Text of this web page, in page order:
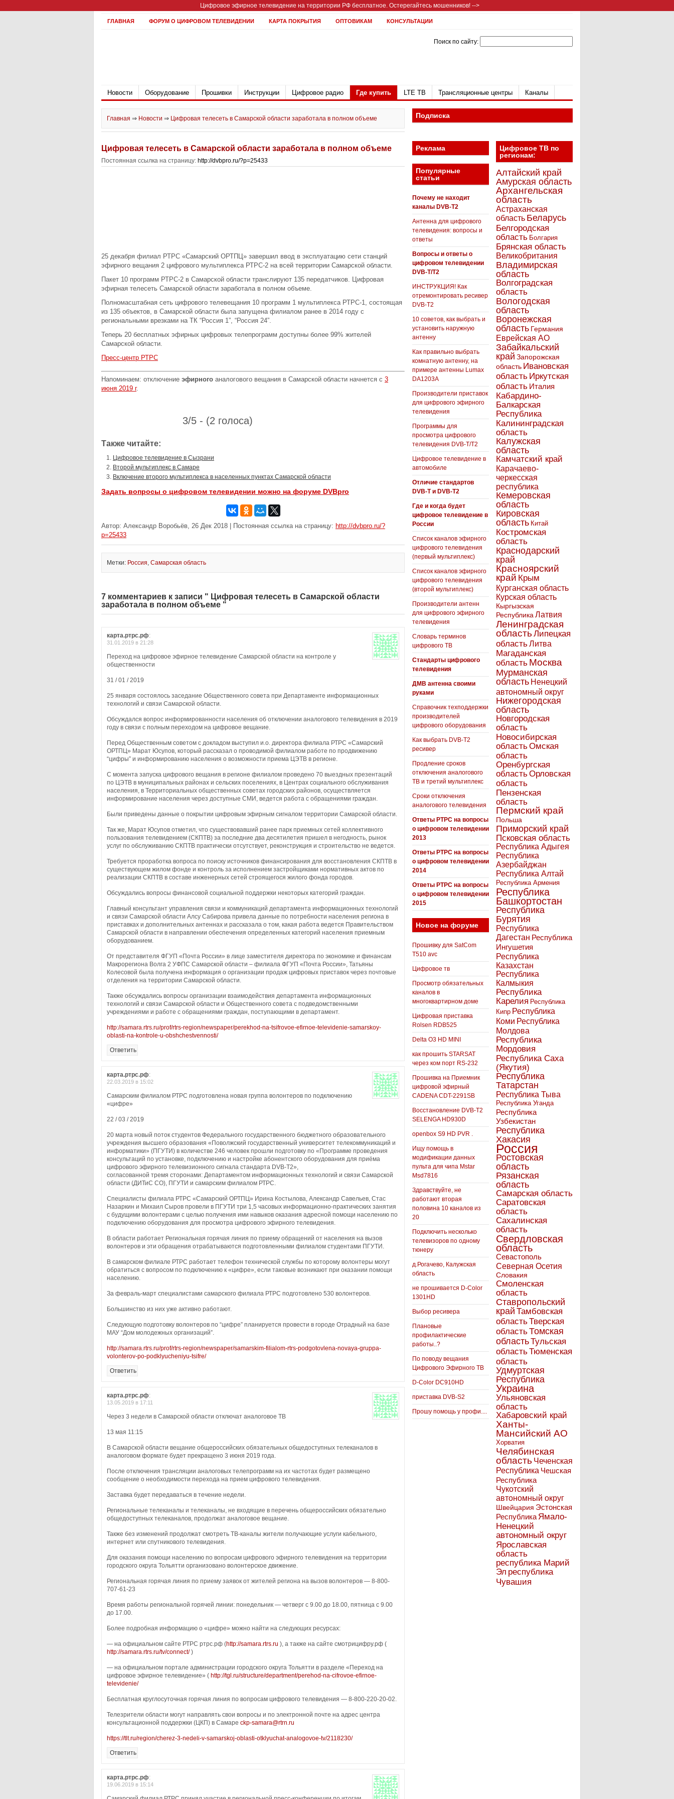
Цифровое эфирное телевидение на территории РФ бесплатное. Остерегайтесь мошенников! -->
ГЛАВНАЯ ФОРУМ О ЦИФРОВОМ ТЕЛЕВИДЕНИИ КАРТА ПОКРЫТИЯ ОПТОВИКАМ КОНСУЛЬТАЦИИ
Поиск по сайту:
Новости Оборудование Прошивки Инструкции Цифровое радио Где купить LTE ТВ Трансляционные центры Каналы
Главная ⇒ Новости ⇒ Цифровая телесеть в Самарской области заработала в полном объеме
Цифровая телесеть в Самарской области заработала в полном объеме
Постоянная ссылка на страницу: http://dvbpro.ru/?p=25433
25 декабря филиал РТРС «Самарский ОРТПЦ» завершил ввод в эксплуатацию сети станций
эфирного вещания 2 цифрового мультиплекса РТРС-2 на всей территории Самарской области.
Пакет 10 программ РТРС-2 в Самарской области транслируют 135 передатчиков. Цифровая
эфирная телесеть Самарской области заработала в полном объеме.
Полномасштабная сеть цифрового телевещания 10 программ 1 мультиплекса РТРС-1, состоящая
из 135 объектов, в Самарской области была запущена филиалом ранее в 2014 году с
региональными врезками на ТК “Россия 1”, “Россия 24”.
Теперь 20 бесплатных эфирных цифровых телепрограмм доступны более 99% жителей
Самарской области.
Пресс-центр РТРС
Напоминаем: отключение эфирного аналогового вещания в Самарской области начнется с 3
июня 2019 г.
3/5 - (2 голоса)
Также читайте:
Цифровое телевидение в Сызрани
Второй мультиплекс в Самаре
Включение второго мультиплекса в населенных пунктах Самарской области
Задать вопросы о цифровом телевидении можно на форуме DVBpro
Автор: Александр Воробьёв, 26 Дек 2018 | Постоянная ссылка на страницу: http://dvbpro.ru/?
p=25433
Метки: Россия, Самарская область
7 комментариев к записи " Цифровая телесеть в Самарской области
заработала в полном объеме "
карта.ртрс.рф:
31.01.2019 в 21:28
Переход на цифровое эфирное телевидение Самарской области на контроле у
общественности
31 / 01 / 2019
25 января состоялось заседание Общественного совета при Департаменте информационных
технологий и связи Самарской области.
Обсуждался вопрос информированности населения об отключении аналогового телевидения в 2019
году в связи с полным переходом на цифровое вещание.
Перед Общественным советом с докладом выступил и.о. директора филиала РТРС «Самарский
ОРТПЦ» Марат Юсупов, который рассказал о проводимой филиалом работе по продвижению
“цифры” и информированию населения о возможности приема ЦЭТВ в регионе.
С момента запуска цифрового вещания в регионе филиалом проведено 70 выездных презентаций
по ЦЭТВ в муниципальных районах и сельских поселениях, в Центрах социального обслуживания
населения, в Территориальных общественных советах городских районов, осуществляется
информирование населения через доступные СМИ, ведется работа с обращениями граждан.
Были приведены данные о покрытии цифровым эфирным сигналом территории Самарской области.
Так же, Марат Юсупов отметил, что существовавший ранее парк приемных сетей коллективного
пользования телевидением (СКПТВ) за последние два десятилетия пришел в негодность, рынок
услуг по обслуживанию СКПТВ практически отсутствует, реконструкция и строительство не ведется.
Требуется проработка вопроса по поиску источников финансирования для восстановления СКПТВ в
существующем жилом фонде и контроль за исполнением застройщиками нормативных актов по
реализации СКПТВ в составе инженерных сетей строящегося жилого фонда городов.
Обсуждались вопросы финансовой социальной поддержки некоторых категорий граждан.
Главный консультант управления связи и коммуникаций департамента информационных технологий
и связи Самарской области Алсу Сабирова привела данные по потребности населения региона в
приставках и дополнительных антеннах и рассказала о том, какая работа ведется Правительством
Самарской области в направлении обеспечения определенных категорий населения приемным
оборудованием.
От представителя ФГУП «Почта России» в лице заместителя директора по экономике и финансам
Макрорегиона Волга 2 УФПС Самарской области – филиала ФГУП «Почта России», Татьяны
Колесовой была получена информация о организации продаж цифровых приставок через почтовые
отделения на территории Самарской области.
Также обсуждались вопросы организации взаимодействия департамента информационных
технологий и связи Самарской области и Общественного совета с подведомственными
учреждениями и работе с обращениями граждан, поступающими в департамент.
http://samara.rtrs.ru/prof/rtrs-region/newspaper/perekhod-na-tsifrovoe-efirnoe-televidenie-samarskoy-
oblasti-na-kontrole-u-obshchestvennosti/
Ответить
карта.ртрс.рф:
22.03.2019 в 15:02
Самарским филиалом РТРС подготовлена новая группа волонтеров по подключению
«цифре»
22 / 03 / 2019
20 марта новый поток студентов Федерального государственного бюджетного образовательного
учреждения высшего образования «Поволжский государственный университет телекоммуникаций и
информатики» (ПГУТИ) в количестве 246 человек прошли подготовку по «Программе проведения
консультаций по установке, подключению и настройке абонентского оборудования для приёма
цифрового эфирного телевизионного сигнала стандарта DVB-T2»,
согласованной тремя сторонами: Департаментом информационных технологий и связи Самарской
области (ДИТиС СО), ПГУТИ и самарским филиалом РТРС.
Специалисты филиала РТРС «Самарский ОРТПЦ» Ирина Костылова, Александр Савельев, Стас
Назаркин и Михаил Сыров провели в ПГУТИ три 1,5 часовых информационно-практических занятия
с будущими волонтерами с целью получения ими навыков оказания адресной помощи населению по
подключению оборудования для просмотра цифрового эфирного телевидения.
В области работает Региональная горячая линия по приему обращений от населения на вызов
волонтеров и эти обращения отрабатываются подготовленными филиалом студентами ПГУТИ.
В самарском филиале РТРС работает телефон технической службы по которому волонтеры могут
обратиться с вопросом по подключению к «цифре», если таковые возникают при оказании помощи
населению.
За февраль-март специалистами самарского филиала РТРС подготовлено 530 волонтеров.
Большинство из них уже активно работают.
Следующую подготовку волонтеров по “цифре” планируется провести в городе Отрадный на базе
МАУ “Дом молодежных организаций”.
http://samara.rtrs.ru/prof/rtrs-region/newspaper/samarskim-filialom-rtrs-podgotovlena-novaya-gruppa-
volonterov-po-podklyucheniyu-tsifre/
Ответить
карта.ртрс.рф:
13.05.2019 в 17:11
Через 3 недели в Самарской области отключат аналоговое ТВ
13 мая 11:15
В Самарской области вещание общероссийских обязательных общедоступных телеканалов в
аналоговом формате будет прекращено 3 июня 2019 года.
После отключения трансляции аналоговых телепрограмм на их частотах будет размещено
сообщение о необходимости перехода на прием цифрового телевидения.
Заставка будет передаваться в течение недели.
Региональные телеканалы и телеканалы, не входящие в перечень общероссийских обязательно
общедоступных телеканалов, продолжат аналоговое вещание.
Также без изменений продолжат смотреть ТВ-каналы жители получающие услуги кабельного,
интернет или спутникового телевидения.
Для оказания помощи населению по вопросам цифрового эфирного телевидения на территории
городского округа Тольятти организовано волонтерское движение.
Региональная горячая линия по приему заявок от жителей региона на вызов волонтеров — 8-800-
707-61-23
Время работы региональной горячей линии: понедельник — четверг с 9.00 до 18.00, пятница с 9.00
до 17.00.
Более подробная информацию о «цифре» можно найти на следующих ресурсах:
— на официальном сайте РТРС ртрс.рф (http://samara.rtrs.ru ), а также на сайте смотрицифру.рф (
http://samara.rtrs.ru/tv/connect/)
— на официальном портале администрации городского округа Тольятти в разделе «Переход на
цифровое эфирное телевидение» ( http://tgl.ru/structure/department/perehod-na-cifrovoe-efirnoe-
televidenie/
Бесплатная круглосуточная горячая линия по вопросам цифрового телевидения — 8-800-220-20-02.
Телезрители области могут направлять свои вопросы и по электронной почте на адрес центра
консультационной поддержки (ЦКП) в Самаре ckp-samara@rtrn.ru
https://tlt.ru/region/cherez-3-nedeli-v-samarskoj-oblasti-otklyuchat-analogovoe-tv/2118230/
Ответить
карта.ртрс.рф:
19.06.2019 в 15:14
Подписка
Реклама
Популярные
статьи
Почему не находит
каналы DVB-T2
Антенна для цифрового
телевидения: вопросы и
ответы
Вопросы и ответы о
цифровом телевидении
DVB-T/T2
ИНСТРУКЦИЯ! Как
отремонтировать ресивер
DVB-T2
10 советов, как выбрать и
установить наружную
антенну
Как правильно выбрать
комнатную антенну, на
примере антенны Lumax
DA1203А
Производители приставок
для цифрового эфирного
телевидения
Программы для
просмотра цифрового
телевидения DVB-T/T2
Цифровое телевидение в
автомобиле
Отличие стандартов
DVB-T и DVB-T2
Где и когда будет
цифровое телевидение в
России
Список каналов эфирного
цифрового телевидения
(первый мультиплекс)
Список каналов эфирного
цифрового телевидения
(второй мультиплекс)
Производители антенн
для цифрового эфирного
телевидения
Словарь терминов
цифрового ТВ
Стандарты цифрового
телевидения
ДМВ антенна своими
руками
Справочник техподдержки
производителей
цифрового оборудования
Как выбрать DVB-T2
ресивер
Продление сроков
отключения аналогового
ТВ и третий мультиплекс
Сроки отключения
аналогового телевидения
Ответы РТРС на вопросы
о цифровом телевидении
2013
Ответы РТРС на вопросы
о цифровом телевидении
2014
Ответы РТРС на вопросы
о цифровом телевидении
2015
Новое на форуме
Прошивку для SatCom
T510 avc
Цифровое тв
Просмотр обязательных
каналов в
многоквартирном доме
Цифровая приставка
Rolsen RDB525
Delta O3 HD MINI
как прошить STARSAT
через ком порт RS-232
Прошивка на Приемник
цифровой эфирный
CADENA CDT-2291SB
Восстановление DVB-T2
SELENGA HD930D
openbox S9 HD PVR .
Ищу помощь в
модификации данных
пульта для чипа Mstar
Msd7816
Здравствуйте, не
работают вторая
половина 10 каналов из
20
Подключить несколько
телевизоров по одному
тюнеру
д.Рогачево, Калужская
область
не прошивается D-Color
1301HD
Выбор ресивера
Плановые
профилактические
работы..?
По поводу вещания
Цифрового Эфирного ТВ
D-Color DC910HD
приставка DVB-S2
Прошу помощь у профи....
Цифровое ТВ по
регионам:
Алтайский край
Амурская область
Архангельская
область
Астраханская
область Беларусь
Белгородская
область Болгария
Брянская область
Великобритания
Владимирская
область
Волгоградская
область
Вологодская
область
Воронежская
область Германия
Еврейская АО
Забайкальский
край Запорожская
область Ивановская
область Иркутская
область Италия
Кабардино-
Балкарская
Республика
Калининградская
область
Калужская
область
Камчатский край
Карачаево-
черкесская
республика
Кемеровская
область
Кировская
область Китай
Костромская
область
Краснодарский
край
Красноярский
край Крым
Курганская область
Курская область
Кыргызская
Республика Латвия
Ленинградская
область Липецкая
областьЛитва
Магаданская
область Москва
Мурманская
область Ненецкий
автономный округ
Нижегородская
область
Новгородская
область
Новосибирская
областьОмская
область
Оренбургская
областьОрловская
область
Пензенская
область
Пермский край
Польша
Приморский край
Псковская область
Республика Адыгея
Республика
Азербайджан
Республика Алтай
Республика Армения
Республика
Башкортостан
Республика
Бурятия
Республика
Дагестан Республика
Ингушетия
Республика
Казахстан
Республика
Калмыкия
Республика
Карелия Республика
Кипр Республика
Коми Республика
Молдова
Республика
Мордовия
Республика Саха
(Якутия)
Республика
Татарстан
Республика Тыва
Республика Уганда
Республика
Узбекистан
Республика
Хакасия
Россия
Ростовская
область
Рязанская
область
Самарская область
Саратовская
область
Сахалинская
область
Свердловская
область
Севастополь
Северная Осетия
Словакия
Смоленская
область
Ставропольский
край Тамбовская
областьТверская
областьТомская
областьТульская
областьТюменская
область
Удмуртская
Республика
Украина
Ульяновская
область
Хабаровский край
Ханты-
Мансийский АО
Хорватия
Челябинская
область Чеченская
Республика Чешская
Республика
Чукотский
автономный округ
Швейцария Эстонская
Республика Ямало-
Ненецкий
автономный округ
Ярославская
область
республика Марий
Эл республика
Чувашия